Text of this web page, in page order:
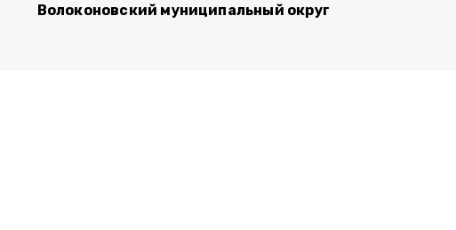
Волоконовский муниципальный округ